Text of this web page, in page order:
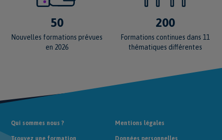
50
Nouvelles formations prévues
en 2026
200
Formations continues dans 11
thématiques différentes
Qui sommes nous ?
Trouvez une formation
Mentions légales
Données personnelles